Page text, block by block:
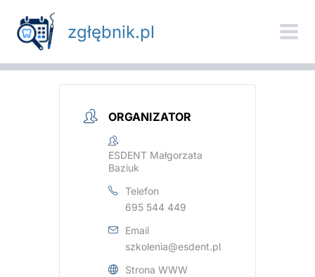
treści
zgłębnik.pl
ORGANIZATOR
ESDENT Małgorzata
Baziuk
Telefon
695 544 449
Email
szkolenia@esdent.pl
Strona WWW